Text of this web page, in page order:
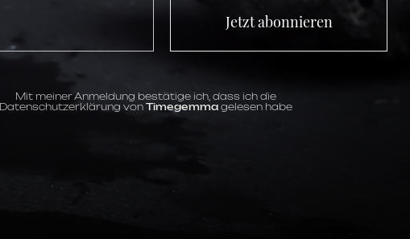
Jetzt abonnieren
Mit meiner Anmeldung bestätige ich, dass ich die
Datenschutzerklärung von Timegemma gelesen habe